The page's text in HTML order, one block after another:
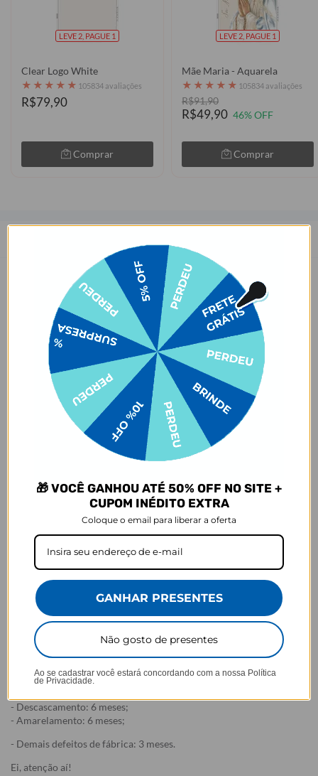
LEVE 2, PAGUE 1
Clear Logo White
★ ★ ★ ★ ★ 105834 avaliações
R$79,90
Comprar
LEVE 2, PAGUE 1
Mãe Maria - Aquarela
★ ★ ★ ★ ★ 105834 avaliações
R$91,90
R$49,90 46% OFF
Comprar
As capinhas para celular da Gocase deixam o seu smartphone a sua
cara. São mais de 1000 estampas exclusivas, produzidas com alta
qualidade de impressão, garantindo cores vivas e completa
aderência. Com material qualificado, protegem o seu smartphone
contra impactos, arranhões e sujeira ocasionados no cotidiano.
Sobre o amarelamento da capinha, nossa capinha tem como
matéria-prima principal o TPU transparente e maleável, que pode
amarelar com o tempo por meio de um processo natural de uso do
produto. Porém, o nível de amarelecimento depende
completamente dos hábitos de uso e dos ambientes em que a capa
estará inserida, pois seja por mudanças de temperatura e/ou
reações químicas adversas, infelizmente, o amarelamento do
produto pode vir a acontecer.
- Os nossos produtos personalizados ( estampados ou
customizados com nome/foto) são feitos especialmente para você,
de acordo com a opção escolhida no momento da compra.
- Isso significa que a produção só começa após a confirmação do
pedido, e o item é criado exclusivamente com a estampa
selecionada,mesmo quando não há customização com nome
- Por isso, é super importante conferir com atenção todos os
detalhes antes de finalizar a compra, como modelo, estampa e
variações escolhidas.
- Após o início da produção,não é possível realizar
cancelamentos ou alterações, pois o produto não pode retornar
ao estoque.
- Descascamento: 6 meses;
- Amarelamento: 6 meses;
- Demais defeitos de fábrica: 3 meses.
Ei, atenção aí!
🎁 VOCÊ GANHOU ATÉ 50% OFF NO SITE +
CUPOM INÉDITO EXTRA
Coloque o email para liberar a oferta
GANHAR PRESENTES
Não gosto de presentes
Ao se cadastrar você estará concordando com a nossa Política
de Privacidade.